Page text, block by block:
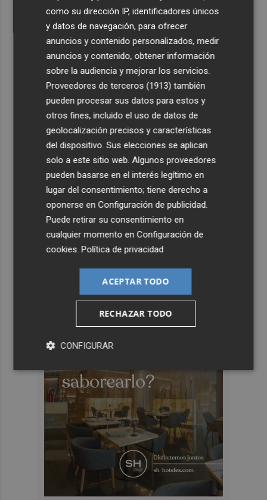
como su dirección IP, identificadores únicos
y datos de navegación, para ofrecer
anuncios y contenido personalizados, medir
anuncios y contenido, obtener información
sobre la audiencia y mejorar los servicios.
Proveedores de terceros (1913) también
pueden procesar sus datos para estos y
otros fines, incluido el uso de datos de
geolocalización precisos y características
del dispositivo. Sus elecciones se aplican
solo a este sitio web. Algunos proveedores
pueden basarse en el interés legítimo en
lugar del consentimiento; tiene derecho a
oponerse enConfiguración de publicidad.
Puede retirar su consentimiento en
cualquier momento enConfiguración de
cookies.Política de privacidad
ACEPTAR TODO
RECHAZAR TODO
CONFIGURAR